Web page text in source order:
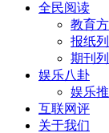
全民阅读
教育
报纸
期刊
娱乐八卦
娱乐
互联网评
关于我们